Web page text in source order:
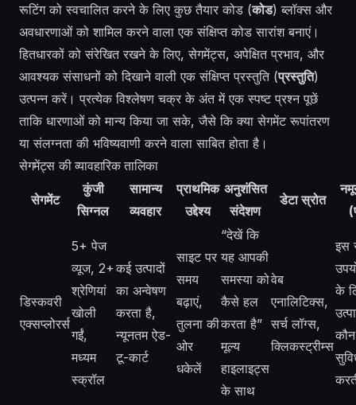
रूटिंग को स्वचालित करने के लिए कुछ तैयार कोड (कोड) ब्लॉक्स और
अवधारणाओं को शामिल करने वाला एक संक्षिप्त कोड सारांश बनाएं।
हितधारकों को संरेखित रखने के लिए, सेगमेंट्स, अपेक्षित प्रभाव, और
आवश्यक संसाधनों को दिखाने वाली एक संक्षिप्त प्रस्तुति (प्रस्तुति)
उत्पन्न करें। प्रत्येक विश्लेषण चक्र के अंत में एक स्पष्ट प्रश्न पूछें
ताकि धारणाओं को मान्य किया जा सके, जैसे कि क्या सेगमेंट रूपांतरण
या संलग्नता की भविष्यवाणी करने वाला साबित होता है।
सेगमेंट्स की व्यावहारिक तालिका
सेगमेंट
कुंजी
सिग्नल
सामान्य
व्यवहार
प्राथमिक
उद्देश्य
अनुशंसित
संदेशण
डेटा स्रोत
(
डिस्कवरी
एक्सप्लोरर्स
5+ पेज
व्यूज, 2+
श्रेणियां
खोली
गईं,
मध्यम
स्क्रॉल
कई उत्पादों
का अन्वेषण
करता है,
न्यूनतम ऐड-
टू-कार्ट
साइट पर
समय
बढ़ाएं,
तुलना की
ओर
धकेलें
“देखें कि
यह आपकी
समस्या को
कैसे हल
करता है”
मूल्य
हाइलाइट्स
के साथ
वेब
एनालिटिक्स,
सर्च लॉग्स,
क्लिकस्ट्रीम्स
इस
के